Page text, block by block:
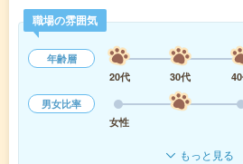
職場の雰囲気
年齢層
20代
30代
男女比率
女性
もっと見る